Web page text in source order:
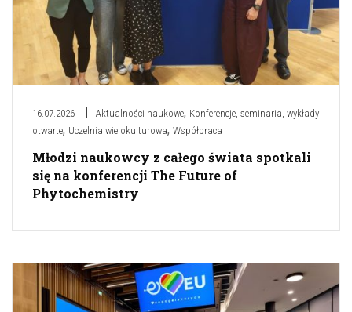
16.07.2026 Aktualności naukowe, Konferencje, seminaria, wykłady
otwarte, Uczelnia wielokulturowa, Współpraca
Młodzi naukowcy z całego świata spotkali
się na konferencji The Future of
Phytochemistry